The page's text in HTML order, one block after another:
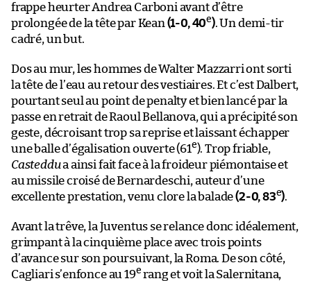
frappe heurter Andrea Carboni avant d’être
prolongée de la tête par Kean (1-0, 40e). Un demi-tir
cadré, un but.
Dos au mur, les hommes de Walter Mazzarri ont sorti
la tête de l’eau au retour des vestiaires. Et c’est Dalbert,
pourtant seul au point de penalty et bien lancé par la
passe en retrait de Raoul Bellanova, qui a précipité son
geste, décroisant trop sa reprise et laissant échapper
une balle d’égalisation ouverte (61e). Trop friable,
Casteddua ainsi fait face à la froideur piémontaise et
au missile croisé de Bernardeschi, auteur d’une
excellente prestation, venu clore la balade(2-0, 83e).
Avant la trêve, la Juventus se relance donc idéalement,
grimpant à la cinquième place avec trois points
d’avance sur son poursuivant, la Roma. De son côté,
Cagliari s’enfonce au 19e rang et voit la Salernitana,